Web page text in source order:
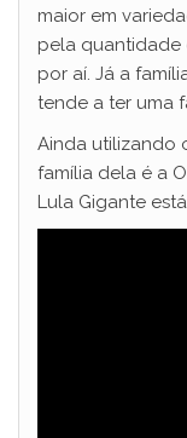
maior em
pela quantidade
por aí. Já a
tende a ter uma
Ainda utilizando
família dela é a
Lula Gigante